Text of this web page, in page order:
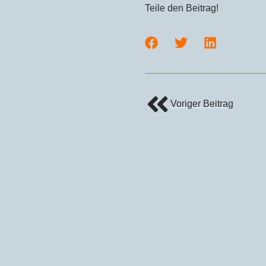
Teile den Beitrag!
Voriger Beitrag